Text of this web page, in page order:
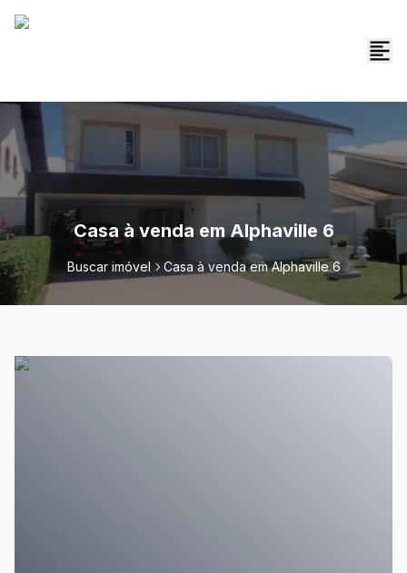
Casa à venda em Alphaville 6
Buscar imóvel Casa à venda em Alphaville 6